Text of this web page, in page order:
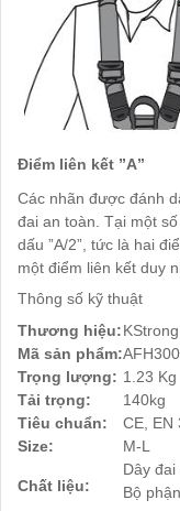
Điểm liên kết ”A”
Các nhãn được đánh
đai an toàn. Tại một
dấu ”A/2”, tức là hai
một điểm liên kết duy
Thông số kỹ thuật
Thương hiệu:KStrong
Mã sản phẩm:
Trọng lượng: 1.23 Kg
Tải trọng:
140kg
Tiêu chuẩn:
CE, EN
Size:
M-L
Chất liệu:
Dây
Bộ